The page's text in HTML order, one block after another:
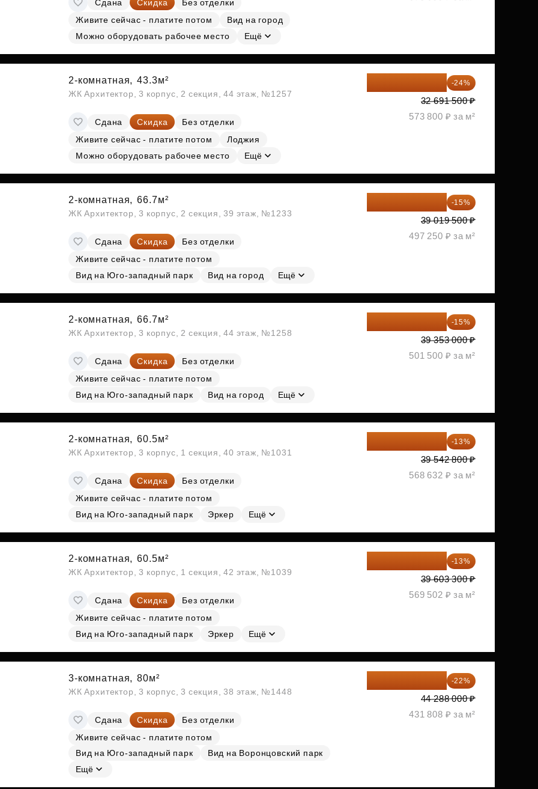
Субсидии
Сдана Скидка
Без отделки
Живите сейчас - платите потом
Вид на город
Можно оборудовать рабочее место
Ещё
2-комнатная, 43.3м²
ЖК Архитектор, 3 корпус, 2 секция, 44 этаж, №1257
Сдана Скидка
Без отделки
Живите сейчас - платите потом
Лоджия
Можно оборудовать рабочее место
Ещё
-24%
32 691 500 ₽
573 800 ₽ за м²
2-комнатная, 66.7м²
ЖК Архитектор, 3 корпус, 2 секция, 39 этаж, №1233
Сдана Скидка
Без отделки
Живите сейчас - платите потом
Вид на Юго-западный парк
Вид на город Ещё
-15%
39 019 500 ₽
497 250 ₽ за м²
2-комнатная, 66.7м²
ЖК Архитектор, 3 корпус, 2 секция, 44 этаж, №1258
Сдана Скидка
Без отделки
Живите сейчас - платите потом
Вид на Юго-западный парк
Вид на город Ещё
-15%
39 353 000 ₽
501 500 ₽ за м²
2-комнатная, 60.5м²
ЖК Архитектор, 3 корпус, 1 секция, 40 этаж, №1031
Сдана Скидка
Без отделки
Живите сейчас - платите потом
Вид на Юго-западный парк
Эркер Ещё
-13%
39 542 800 ₽
568 632 ₽ за м²
2-комнатная, 60.5м²
ЖК Архитектор, 3 корпус, 1 секция, 42 этаж, №1039
Сдана Скидка
Без отделки
Живите сейчас - платите потом
Вид на Юго-западный парк
Эркер Ещё
-13%
39 603 300 ₽
569 502 ₽ за м²
3-комнатная, 80м²
ЖК Архитектор, 3 корпус, 3 секция, 38 этаж, №1448
Сдана Скидка
Без отделки
Живите сейчас - платите потом
Вид на Юго-западный парк
Вид на Воронцовский парк
Ещё
-22%
44 288 000 ₽
431 808 ₽ за м²